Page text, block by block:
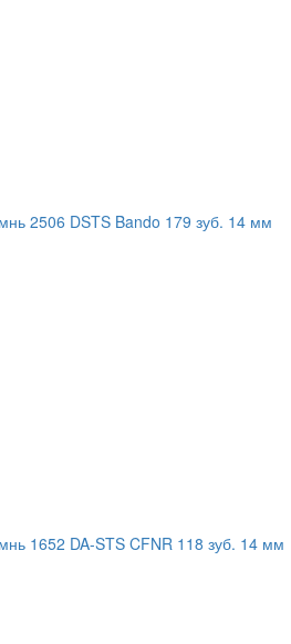
2506 DSTS Bando 179 зуб. 14 мм
1652 DA-STS CFNR 118 зуб. 14 мм